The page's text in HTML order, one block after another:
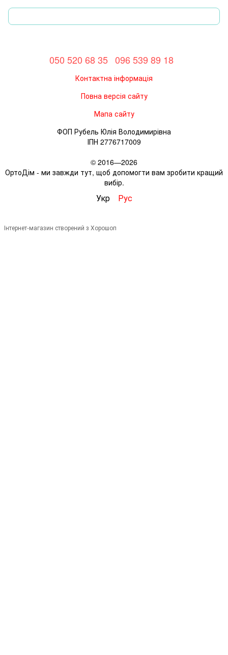
050 520 68 35 096 539 89 18
Контактна інформація
Повна версія сайту
Мапа сайту
ФОП Рубель Юлія Володимирівна
ІПН 2776717009
© 2016—2026
ОртоДім - ми завжди тут, щоб допомогти вам зробити кращий
вибір.
Укр Рус
Інтернет-магазин створений з Хорошоп